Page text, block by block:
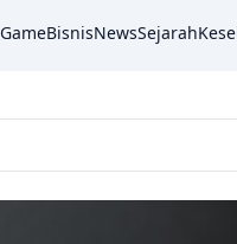
GameBisnisNewsSejarah